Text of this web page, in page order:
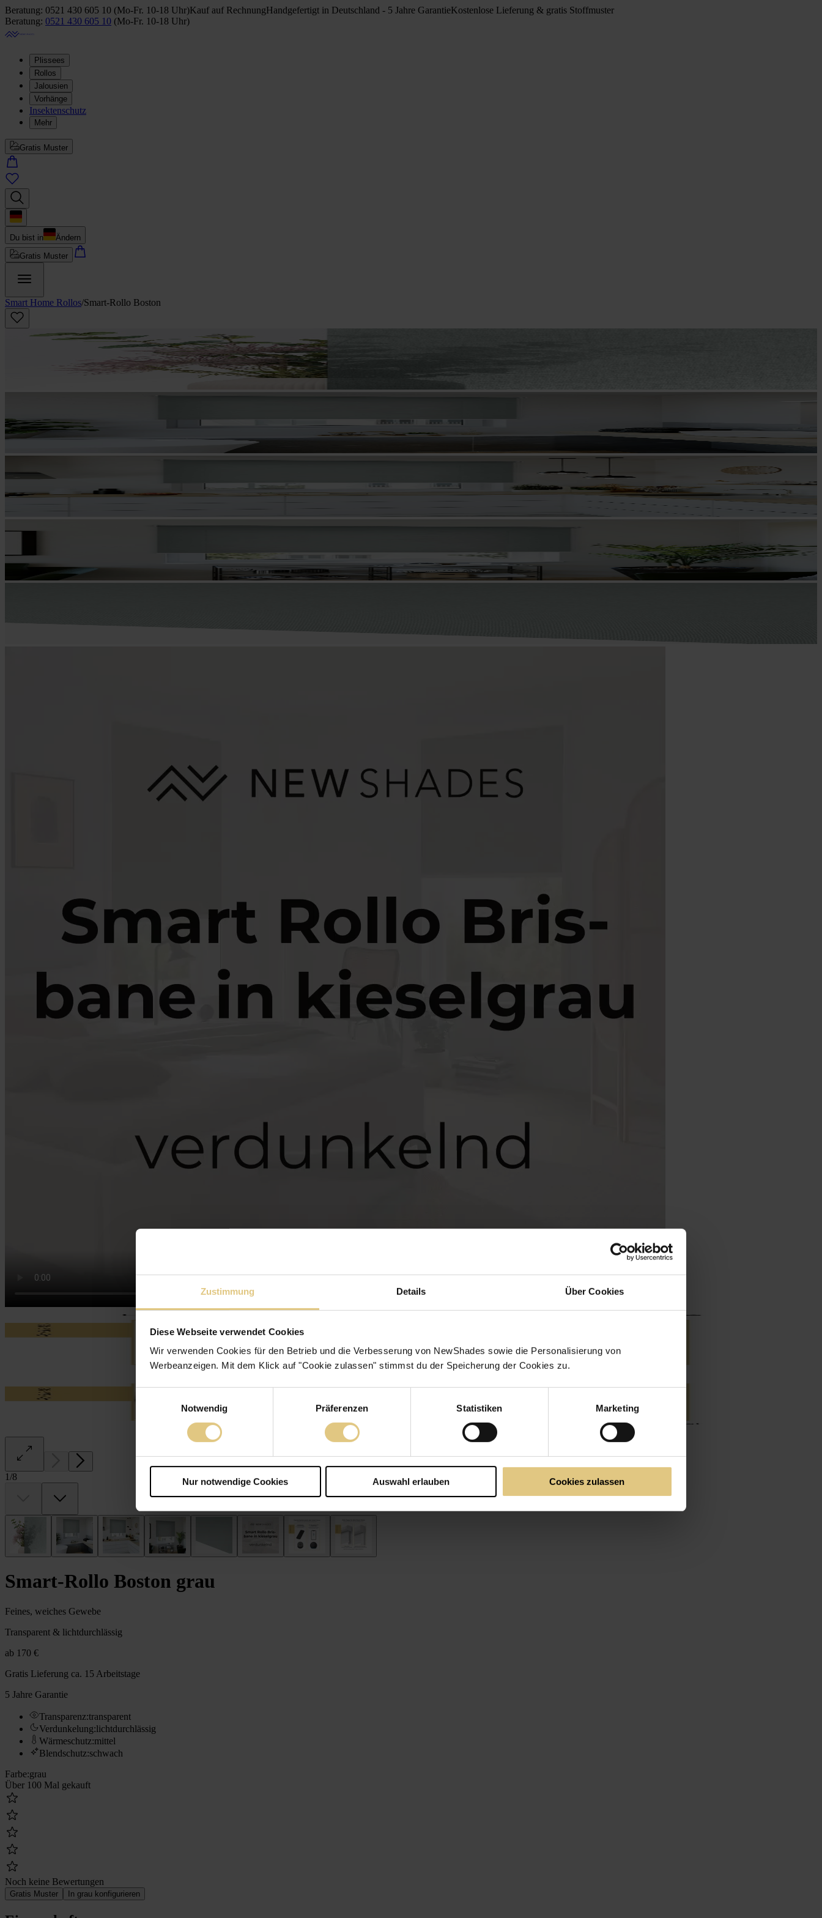
Zustimmung Details Über Cookies
Diese Webseite verwendet Cookies
Wir verwenden Cookies für den Betrieb und die Verbesserung von NewShades sowie die Personalisierung von
Werbeanzeigen. Mit dem Klick auf "Cookie zulassen" stimmst du der Speicherung der Cookies zu.
Notwendig
Präferenzen Statistiken Marketing
Nur notwendige Cookies Auswahl erlauben Cookies zulassen
Beratung: 0521 430 605 10 (Mo-Fr. 10-18 Uhr)Kauf auf RechnungHandgefertigt in Deutschland - 5 Jahre GarantieKostenlose Lieferung & gratis Stoffmuster
Beratung: 0521 430 605 10 (Mo-Fr. 10-18 Uhr)
Plissees
Rollos
Jalousien
Vorhänge
Insektenschutz
Mehr
Gratis Muster
Du bist in
Ändern
Gratis Muster
Smart Home Rollos/Smart-Rollo Boston
1/8
Smart-Rollo Boston grau
Feines, weiches Gewebe
Transparent & lichtdurchlässig
ab 170 €
Gratis Lieferung ca. 15 Arbeitstage
5 Jahre Garantie
Transparenz:transparent
Verdunkelung:lichtdurchlässig
Wärmeschutz:mittel
Blendschutz:schwach
Farbe:grau
Über 100 Mal gekauft
Noch keine Bewertungen
Gratis Muster In grau konfigurieren